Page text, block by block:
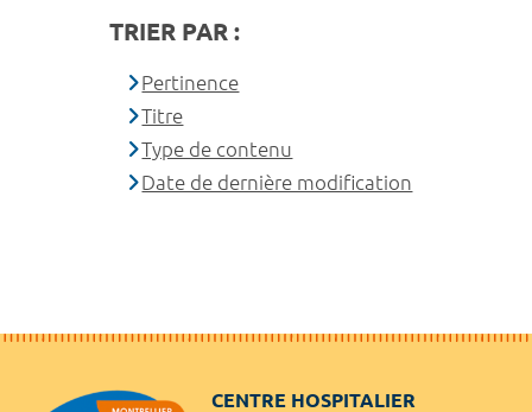
TRIER PAR :
Pertinence
Titre
Type de contenu
Date de dernière modification
CENTRE HOSPITALIER